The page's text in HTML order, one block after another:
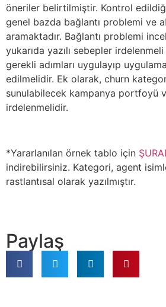
öneriler belirtilmiştir. Kontrol
genel bazda bağlantı problemi ve
aramaktadır. Bağlantı problemi
yukarıda yazılı sebepler
gerekli adımları uygulayıp
edilmelidir. Ek olarak, churn
sunulabilecek kampanya portfoyü
irdelenmelidir.
*Yararlanılan örnek tablo için
indirebilirsiniz. Kategori, agent
rastlantısal olarak yazılmıştır.
Paylaş